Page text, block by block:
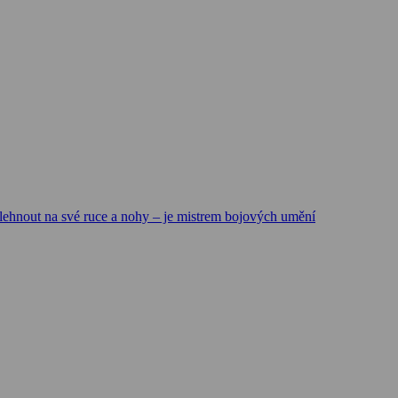
na své ruce a nohy – je mistrem bojových umění